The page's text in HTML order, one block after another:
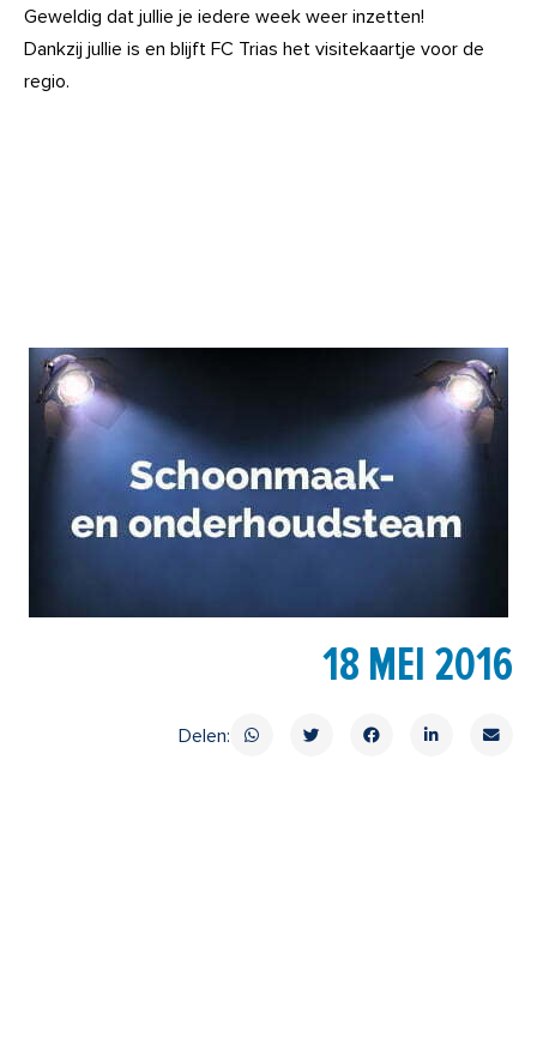
Geweldig dat jullie je iedere week weer inzetten!
Dankzij jullie is en blijft FC Trias het visitekaartje voor de
regio.
18 MEI 2016
Delen: